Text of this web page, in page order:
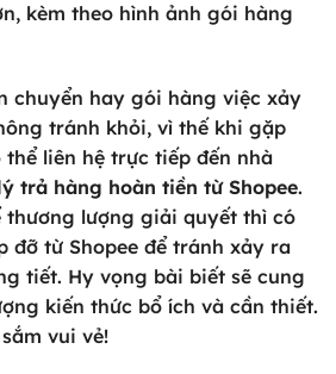
kèm theo hình ảnh gói hàng
chuyển hay gói hàng việc xảy
tránh khỏi, vì thế khi gặp
liên hệ trực tiếp đến nhà
trả hàng hoàn tiền từ Shopee.
thương lượng giải quyết thì có
đỡ từ Shopee để tránh xảy ra
tiết. Hy vọng bài biết sẽ cung
kiến thức bổ ích và cần thiết.
vui vẻ!